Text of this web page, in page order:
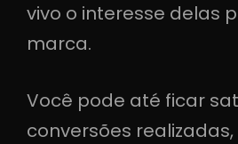
vivo o interesse delas
marca.
Você pode até ficar
conversões